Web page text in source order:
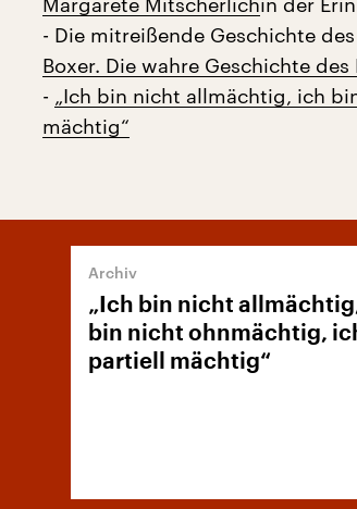
- Die mitreißende Geschichte
Boxer. Die wahre Geschichte des
- „Ich bin nicht allmächtig, ich
mächtig“
„Ich bin nicht
bin nicht ohnmächtig,
partiell mächtig“